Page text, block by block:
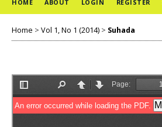
HOME ABOUT LOGIN REGISTER
Home > Vol 1, No 1 (2014) > Suhada